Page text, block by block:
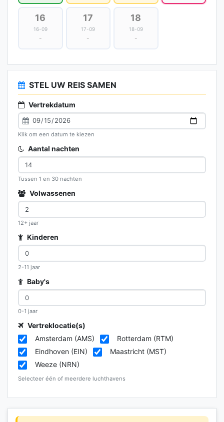
16
16-09
-
17
17-09
-
18
18-09
-
STEL UW REIS SAMEN
Vertrekdatum
Klik om een datum te kiezen
Aantal nachten
Tussen 1 en 30 nachten
Volwassenen
12+ jaar
Kinderen
2-11 jaar
Baby's
0-1 jaar
Vertreklocatie(s)
Amsterdam (AMS)
Rotterdam (RTM)
Eindhoven (EIN)
Maastricht (MST)
Weeze (NRN)
Selecteer één of meerdere luchthavens